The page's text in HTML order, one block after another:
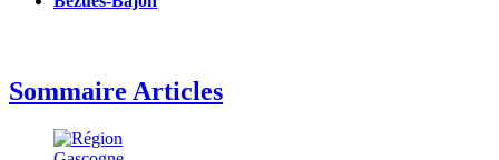
Sommaire Articles